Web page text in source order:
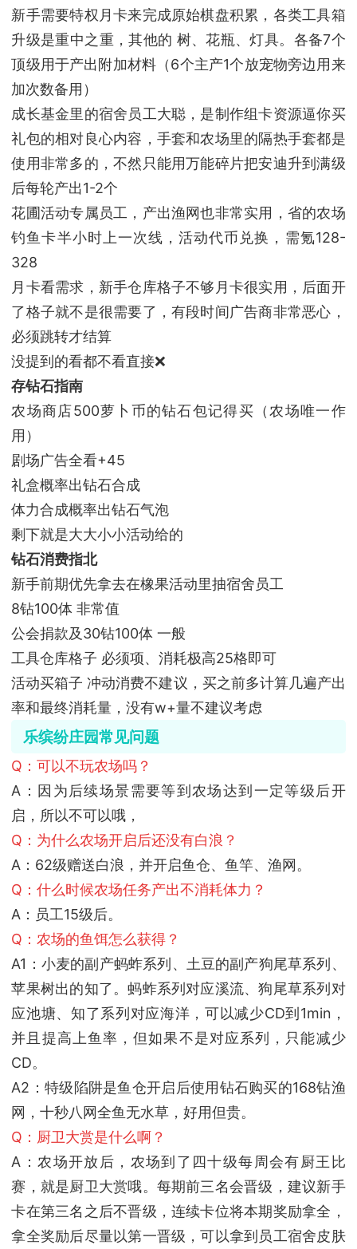
新手需要特权月卡来完成原始棋盘积累，各类工具箱
升级是重中之重，其他的 树、花瓶、灯具。各备7个
顶级用于产出附加材料（6个主产1个放宠物旁边用来
加次数备用）
成长基金里的宿舍员工大聪，是制作组卡资源逼你买
礼包的相对良心内容，手套和农场里的隔热手套都是
使用非常多的，不然只能用万能碎片把安迪升到满级
后每轮产出1-2个
花圃活动专属员工，产出渔网也非常实用，省的农场
钓鱼卡半小时上一次线，活动代币兑换，需氪128-
328
月卡看需求，新手仓库格子不够月卡很实用，后面开
了格子就不是很需要了，有段时间广告商非常恶心，
必须跳转才结算
没提到的看都不看直接❌
存钻石指南
农场商店500萝卜币的钻石包记得买（农场唯一作
用）
剧场广告全看+45
礼盒概率出钻石合成
体力合成概率出钻石气泡
剩下就是大大小小活动给的
钻石消费指北
新手前期优先拿去在橡果活动里抽宿舍员工
8钻100体 非常值
公会捐款及30钻100体 一般
工具仓库格子 必须项、消耗极高25格即可
活动买箱子 冲动消费不建议，买之前多计算几遍产出
率和最终消耗量，没有w+量不建议考虑
乐缤纷庄园常见问题
Q：可以不玩农场吗？
A：因为后续场景需要等到农场达到一定等级后开
启，所以不可以哦，
Q：为什么农场开启后还没有白浪？
A：62级赠送白浪，并开启鱼仓、鱼竿、渔网。
Q：什么时候农场任务产出不消耗体力？
A：员工15级后。
Q：农场的鱼饵怎么获得？
A1：小麦的副产蚂蚱系列、土豆的副产狗尾草系列、
苹果树出的知了。蚂蚱系列对应溪流、狗尾草系列对
应池塘、知了系列对应海洋，可以减少CD到1min，
并且提高上鱼率，但如果不是对应系列，只能减少
CD。
A2：特级陷阱是鱼仓开启后使用钻石购买的168钻渔
网，十秒八网全鱼无水草，好用但贵。
Q：厨卫大赏是什么啊？
A：农场开放后，农场到了四十级每周会有厨王比
赛，就是厨卫大赏哦。每期前三名会晋级，建议新手
卡在第三名之后不晋级，连续卡位将本期奖励拿全，
拿全奖励后尽量以第一晋级，可以拿到员工宿舍皮肤